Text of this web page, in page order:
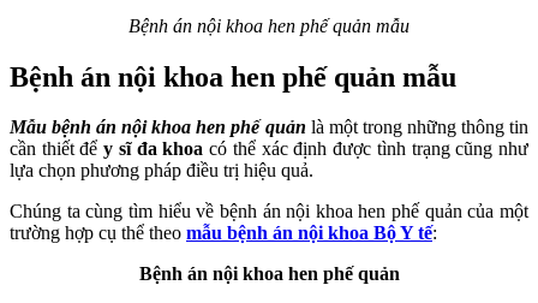
Bệnh án nội khoa hen phế quản mẫu
Bệnh án nội khoa hen phế quản mẫu
Mẫu bệnh án nội khoa hen phế quản là một trong những thông tin
cần thiết đểy sĩ đa khoa có thể xác định được tình trạng cũng như
lựa chọn phương pháp điều trị hiệu quả.
Chúng ta cùng tìm hiểu về bệnh án nội khoa hen phế quản của một
trường hợp cụ thể theo mẫu bệnh án nội khoa Bộ Y tế:
Bệnh án nội khoa hen phế quản